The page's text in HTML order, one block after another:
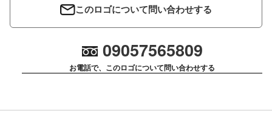
このロゴについて問い合わせする
09057565809
お電話で、このロゴについて問い合わせする